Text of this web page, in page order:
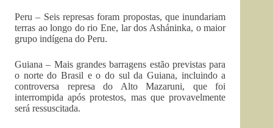
Peru – Seis represas foram propostas, que inundariam
terras ao longo do rio Ene, lar dos Asháninka, o maior
grupo indígena do Peru.
Guiana – Mais grandes barragens estão previstas para
o norte do Brasil e o do sul da Guiana, incluindo a
controversa represa do Alto Mazaruni, que foi
interrompida após protestos, mas que provavelmente
será ressuscitada.